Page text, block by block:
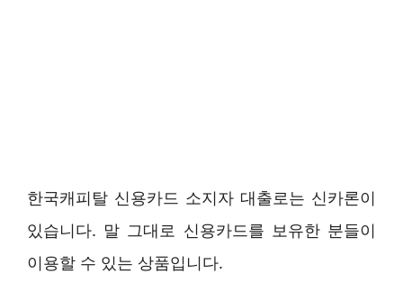
한국캐피탈 신용카드 소지자 대출로는 신카론이
있습니다. 말 그대로 신용카드를 보유한 분들이
이용할 수 있는 상품입니다.